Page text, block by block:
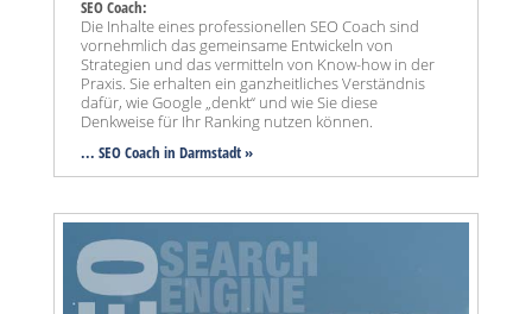
SEO Coach:
Die Inhalte eines professionellen SEO Coach sind
vornehmlich das gemeinsame Entwickeln von
Strategien und das vermitteln von Know-how in der
Praxis. Sie erhalten ein ganzheitliches Verständnis
dafür, wie Google „denkt“ und wie Sie diese
Denkweise für Ihr Ranking nutzen können.
... SEO Coach in Darmstadt »